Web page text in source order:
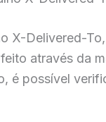
X-Delivered-
através da
é possível